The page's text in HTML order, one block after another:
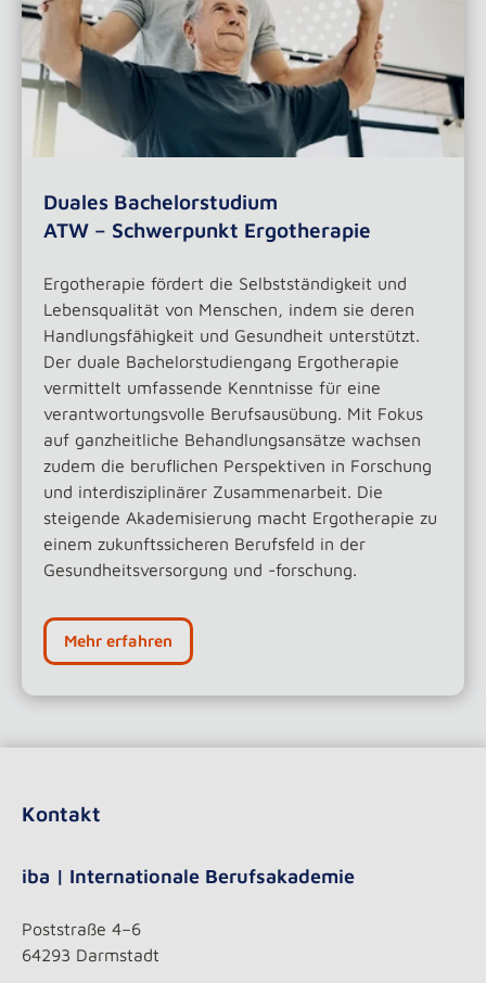
Duales Bachelorstudium
ATW – Schwerpunkt Ergotherapie
Ergotherapie fördert die Selbstständigkeit und
Lebensqualität von Menschen, indem sie deren
Handlungsfähigkeit und Gesundheit unterstützt.
Der duale Bachelorstudiengang Ergotherapie
vermittelt umfassende Kenntnisse für eine
verantwortungsvolle Berufsausübung. Mit Fokus
auf ganzheitliche Behandlungsansätze wachsen
zudem die beruflichen Perspektiven in Forschung
und interdisziplinärer Zusammenarbeit. Die
steigende Akademisierung macht Ergotherapie zu
einem zukunftssicheren Berufsfeld in der
Gesundheitsversorgung und -forschung.
Mehr erfahren
Kontakt
iba | Internationale Berufsakademie
Poststraße 4–6
64293 Darmstadt